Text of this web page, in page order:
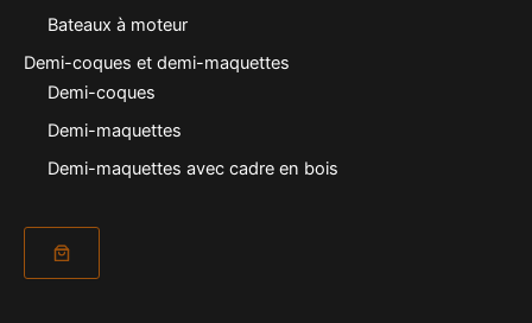
Bateaux à moteur
Demi-coques et demi-maquettes
Demi-coques
Demi-maquettes
Demi-maquettes avec cadre en bois